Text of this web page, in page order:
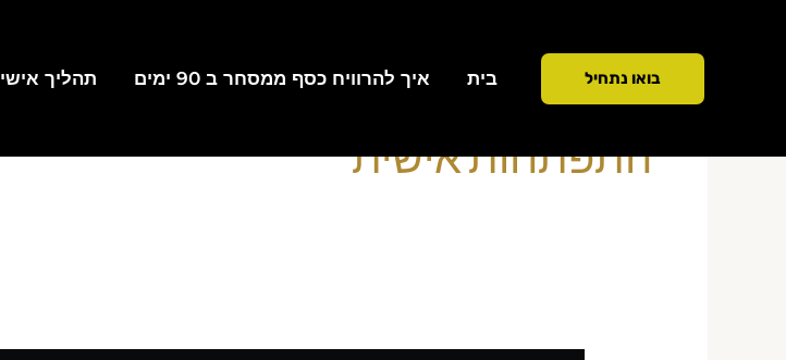
בואו נתחיל בית איך להרוויח כסף ממסחר ב 90 ימים תהליך אישי
התפתחות אישית